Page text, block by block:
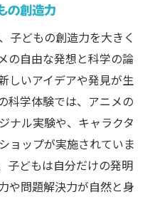
の創造力
子どもの創造力を大きく
の自由な発想と科学の論
しいアイデアや発見が生
科学体験では、アニメの
ナル実験や、キャラクタ
ョップが実施されていま
子どもは自分だけの発明
や問題解決力が自然と身